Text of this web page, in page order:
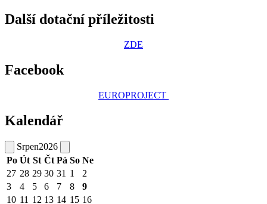
Další dotační příležitosti
ZDE
Facebook
EUROPROJECT
Kalendář
Srpen2026
Po Út St Čt Pá So Ne
27 28 29 30 31 1
2
3
4 5 6 7 8
9
10 11 12 13 14 15 16